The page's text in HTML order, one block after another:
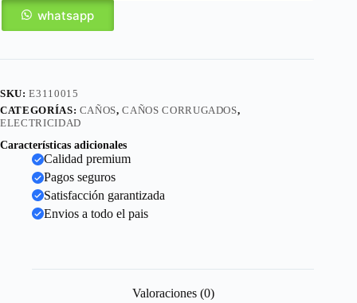
whatsapp
SKU:E3110015
CATEGORÍAS: CAÑOS,CAÑOS CORRUGADOS,
ELECTRICIDAD
Características adicionales
Calidad premium
Pagos seguros
Satisfacción garantizada
Envios a todo el pais
Valoraciones (0)